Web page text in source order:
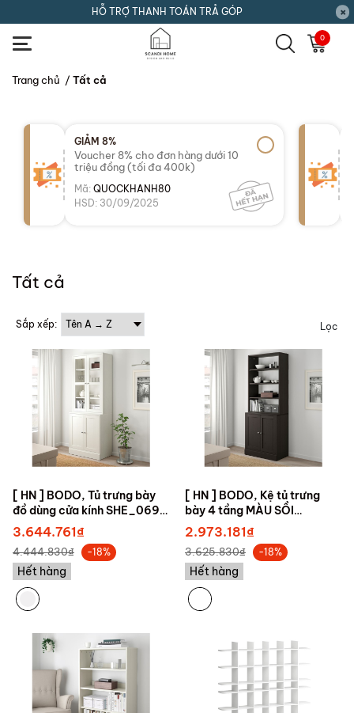
HỖ TRỢ THANH TOÁN TRẢ GÓP
0
Trang chủ / Tất cả
GIẢM 8%
Voucher 8% cho đơn hàng dưới 10
triệu đồng (tối đa 400k)
Mã: QUOCKHANH80
HSD: 30/09/2025
Tất cả
Sắp xếp: Lọc
[ HN ] BODO, Tủ trưng bày
đồ dùng cửa kính SHE_069,
81x47x212cm
3.644.761₫
4.444.830₫ -18%
Hết hàng
[ HN ] BODO, Kệ tủ trưng
bày 4 tầng MÀU SỒI
SHE_031, 81x47x212cm
2.973.181₫
3.625.830₫ -18%
Hết hàng